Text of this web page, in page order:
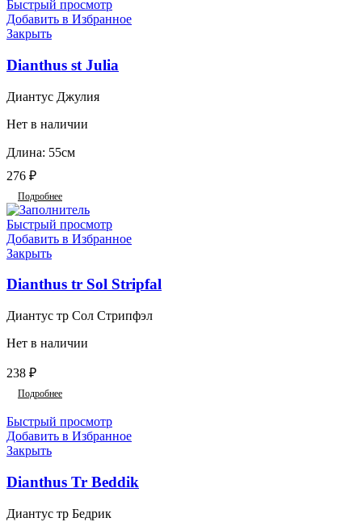
Быстрый просмотр
Добавить в Избранное
Закрыть
Dianthus st Julia
Диантус Джулия
Нет в наличии
Длина: 55см
276 ₽
Подробнее
Быстрый просмотр
Добавить в Избранное
Закрыть
Dianthus tr Sol Stripfal
Диантус тр Сол Стрипфэл
Нет в наличии
238 ₽
Подробнее
Быстрый просмотр
Добавить в Избранное
Закрыть
Dianthus Tr Beddik
Диантус тр Бедрик